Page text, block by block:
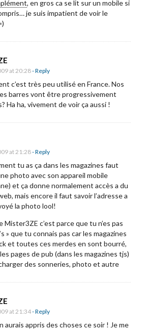
, en gros ca se lit sur un mobile si
je suis impatient de voir le
at 20:28- Reply
c’est très peu utilisé en France. Nos
barres vont être progressivement
Ha ha, vivement de voir ça aussi !
at 21:28- Reply
tu as ça dans les magazines faut
photo avec son appareil mobile
et ça donne normalement accès a du
mais encore il faut savoir l’adresse a
la photo lool!
Mister3ZE c’est parce que tu n’es pas
» que tu connais pas car les magazines
et toutes ces merdes en sont bourré,
pages de pub (dans les magazines tjs)
des sonneries, photo et autre
at 21:34- Reply
aurais appris des choses ce soir ! Je me